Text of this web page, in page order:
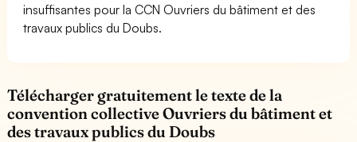
insuffisantes pour la CCN Ouvriers du bâtiment et des
travaux publics du Doubs.
Télécharger gratuitement le texte de la
convention collective Ouvriers du bâtiment et
des travaux publics du Doubs